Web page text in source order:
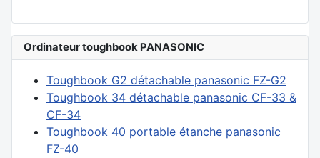
Ordinateur toughbook PANASONIC
Toughbook G2 détachable panasonic FZ-G2
Toughbook 34 détachable panasonic CF-33 &
CF-34
Toughbook 40 portable étanche panasonic
FZ-40